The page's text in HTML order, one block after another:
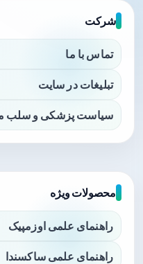
شرکت
تماس با ما
تبلیغات در سایت
سیاست پزشکی و سلب
محصولات ویژه
راهنمای علمی اوزمپیک
راهنمای علمی ساکسندا